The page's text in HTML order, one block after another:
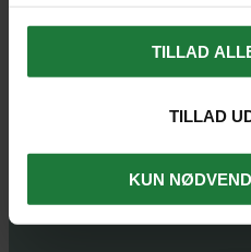
TILLAD
TILLAD
KUN
Ringe til os og få
Tilmelde dig
viden om rejsen